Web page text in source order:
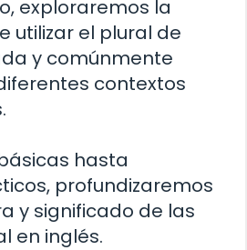
exploraremos la
utilizar el plural de
y comúnmente
contextos
hasta
profundizaremos
y significado de las
en inglés.